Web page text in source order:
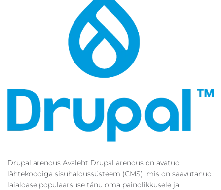
Drupal arendus Avaleht Drupal arendus on avatud
lähtekoodiga sisuhaldussüsteem (CMS), mis on saavutanud
laialdase populaarsuse tänu oma paindlikkusele ja